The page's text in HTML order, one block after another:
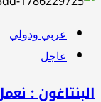
عربي ودولي
عاجل
البنتاغون :